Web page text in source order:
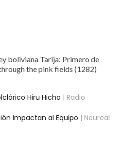
boliviana Tarija: Primero de
the pink fields (1282)
Hiru Hicho | Radio
Impactan al Equipo | Neureal